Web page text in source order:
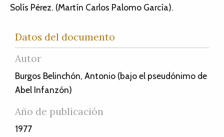
Solís Pérez. (Martín Carlos Palomo García).
Datos del documento
Autor
Burgos Belinchón, Antonio (bajo el pseudónimo de
Abel Infanzón)
Año de publicación
1977